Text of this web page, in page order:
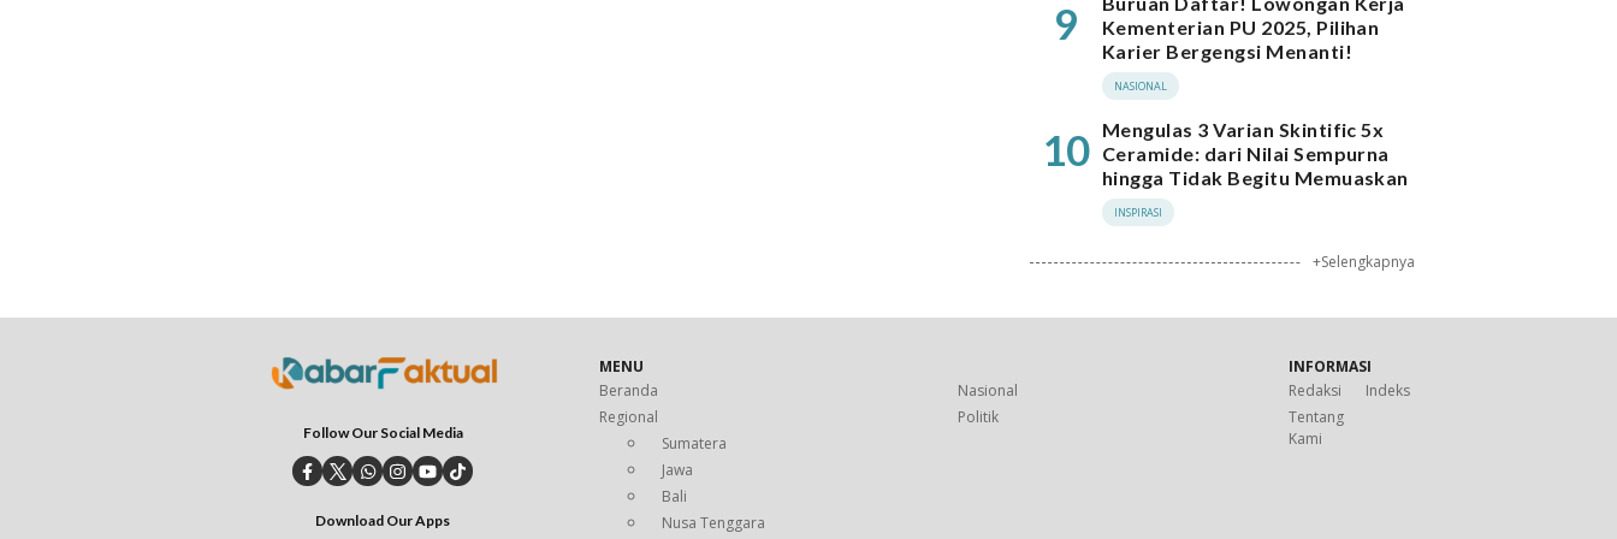
9
Kementerian PU 2025, Pilihan
Karier Bergengsi Menanti!
NASIONAL
10 Mengulas 3 Varian Skintific 5x
Ceramide: dari Nilai Sempurna
hingga Tidak Begitu Memuaskan
INSPIRASI
+Selengkapnya
Follow Our Social Media
Download Our Apps
MENU
Beranda
Nasional
Regional
Sumatera
Jawa
Bali
Nusa Tenggara
Politik
INFORMASI
Redaksi
Indeks
Tentang
Kami